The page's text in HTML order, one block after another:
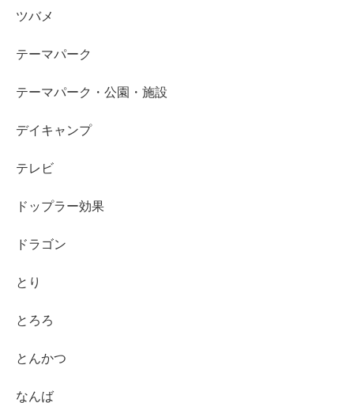
ツバメ
テーマパーク
テーマパーク・公園・施設
デイキャンプ
テレビ
ドップラー効果
ドラゴン
とり
とろろ
とんかつ
なんば